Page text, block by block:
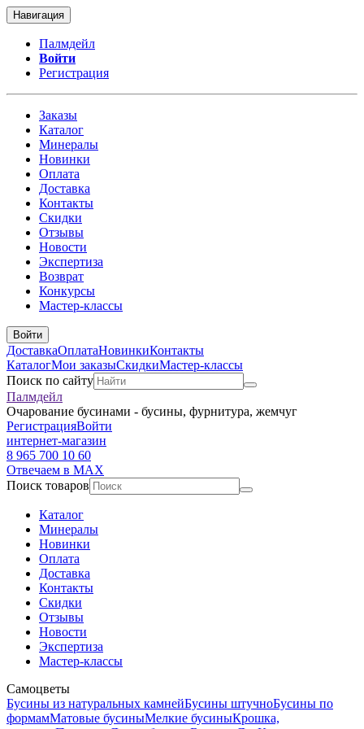
Навигация
Палмдейл
Войти
Регистрация
Заказы
Каталог
Минералы
Новинки
Оплата
Доставка
Контакты
Скидки
Отзывы
Новости
Экспертиза
Возврат
Конкурсы
Мастер-классы
Войти
ДоставкаОплатаНовинкиКонтакты
КаталогМои заказыСкидкиМастер-классы
Поиск по сайту
Палмдейл
Очарование бусинами - бусины, фурнитура, жемчуг
РегистрацияВойти
интернет-магазин
8 965 700 10 60
Отвечаем в MAX
Поиск товаров
Каталог
Минералы
Новинки
Оплата
Доставка
Контакты
Скидки
Отзывы
Новости
Экспертиза
Мастер-классы
Самоцветы
Бусины из натуральных камнейБусины штучноБусины по
формамМатовые бусиныМелкие бусиныКрошка,